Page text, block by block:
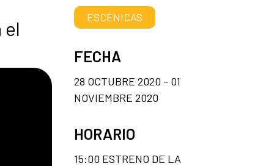
el
ESCÉNICAS
FECHA
28 OCTUBRE 2020 - 01
NOVIEMBRE 2020
HORARIO
15:00 ESTRENO DE LA